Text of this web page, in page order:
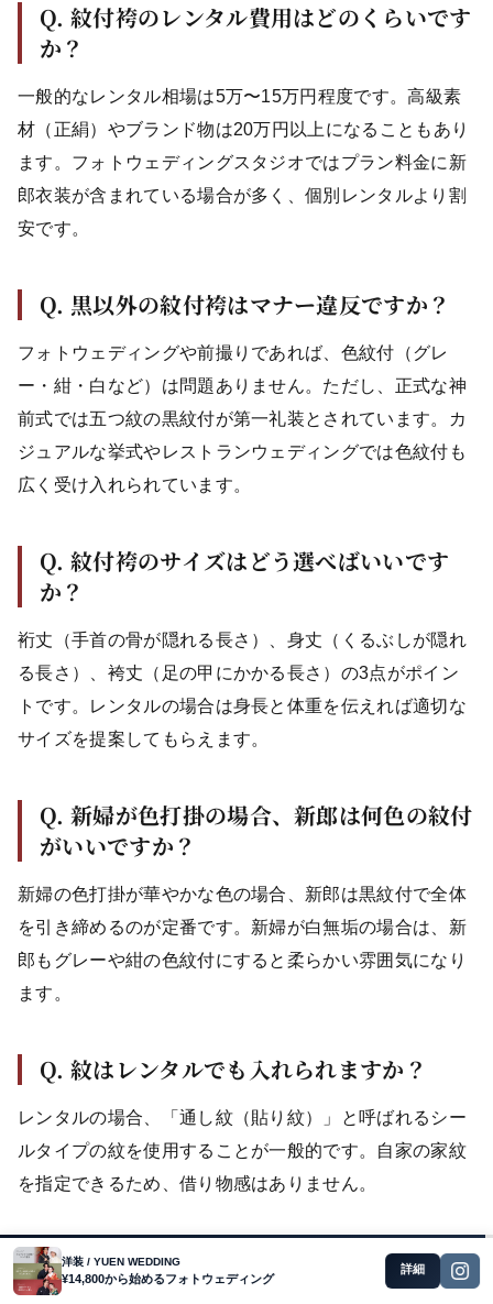
Q. 紋付袴のレンタル費用はどのくらいです
か？
一般的なレンタル相場は5万〜15万円程度です。高級素
材（正絹）やブランド物は20万円以上になることもあり
ます。フォトウェディングスタジオではプラン料金に新
郎衣装が含まれている場合が多く、個別レンタルより割
安です。
Q. 黒以外の紋付袴はマナー違反ですか？
フォトウェディングや前撮りであれば、色紋付（グレ
ー・紺・白など）は問題ありません。ただし、正式な神
前式では五つ紋の黒紋付が第一礼装とされています。カ
ジュアルな挙式やレストランウェディングでは色紋付も
広く受け入れられています。
Q. 紋付袴のサイズはどう選べばいいです
か？
裄丈（手首の骨が隠れる長さ）、身丈（くるぶしが隠れ
る長さ）、袴丈（足の甲にかかる長さ）の3点がポイン
トです。レンタルの場合は身長と体重を伝えれば適切な
サイズを提案してもらえます。
Q. 新婦が色打掛の場合、新郎は何色の紋付
がいいですか？
新婦の色打掛が華やかな色の場合、新郎は黒紋付で全体
を引き締めるのが定番です。新婦が白無垢の場合は、新
郎もグレーや紺の色紋付にすると柔らかい雰囲気になり
ます。
Q. 紋はレンタルでも入れられますか？
レンタルの場合、「通し紋（貼り紋）」と呼ばれるシー
ルタイプの紋を使用することが一般的です。自家の家紋
を指定できるため、借り物感はありません。
Q. 紋付袴の着崩れを防ぐコツは？
洋装 / YUEN WEDDING
¥14,800から始めるフォトウェディング
詳細